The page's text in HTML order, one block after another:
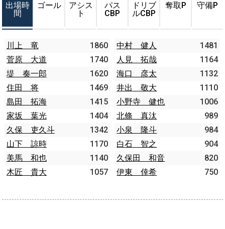
出場時
間
ゴール
アシス
ト
パス
CBP
ドリブ
ルCBP
奪取P 守備P
川上 竜
1860
菅原 大道
1740
堤 奏一郎
1620
住田 将
1469
島田 拓海
1415
家坂 葉光
1404
久保 吏久斗
1342
山下 諒時
1170
美馬 和也
1140
木匠 貴大
1057
中村 健人
1481
人見 拓哉
1164
海口 彦太
1132
井出 敬大
1110
小野寺 健也
1006
北條 真汰
989
小泉 隆斗
984
白石 智之
904
久保田 和音
820
伊東 倖希
750